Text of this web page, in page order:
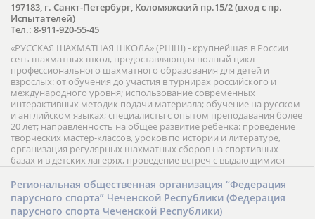
197183, г. Санкт-Петербург, Коломяжский пр.15/2 (вход с пр.
Испытателей)
Тел.: 8-911-920-55-45
«РУССКАЯ ШАХМАТНАЯ ШКОЛА» (РШШ) - крупнейшая в России
сеть шахматных школ, предоставляющая полный цикл
профессионального шахматного образования для детей и
взрослых: от обучения до участия в турнирах российского и
международного уровня; использование современных
интерактивных методик подачи материала; обучение на русском
и английском языках; специалисты с опытом преподавания более
20 лет; направленность на общее развитие ребенка: проведение
творческих мастер-классов, уроков по истории и литературе,
организация регулярных шахматных сборов на спортивных
базах и в детских лагерях, проведение встреч с выдающимися
шахматистами; корпоративное обучение; онлайн обучение в
форме вебинаров и индивидуальных занятий, круглые столы
российских и международных тренеров, организация фестивалей;
онлайн трансляция мероприятий и турниров.
Региональная общественная организация “Федерация
парусного спорта” Чеченской Республики (Федерация
парусного спорта Чеченской Республики)